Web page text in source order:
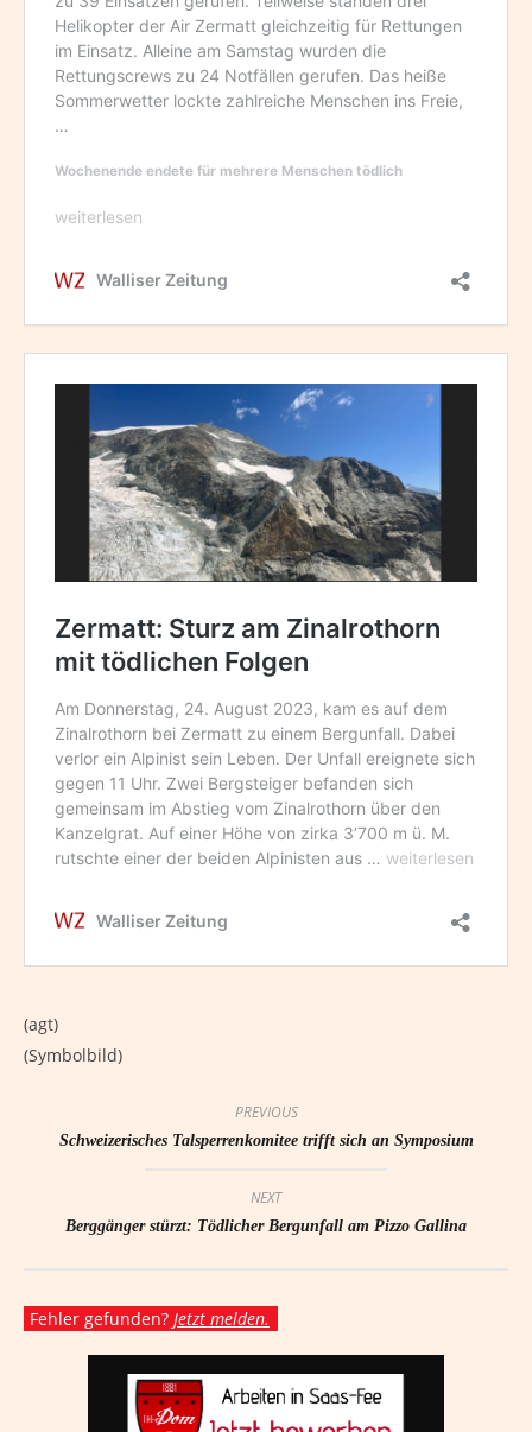
(agt)
(Symbolbild)
PREVIOUS
Schweizerisches Talsperrenkomitee trifft sich an Symposium
NEXT
Berggänger stürzt: Tödlicher Bergunfall am Pizzo Gallina
Fehler gefunden? Jetzt melden.